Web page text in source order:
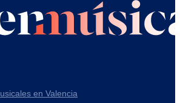
en Valencia